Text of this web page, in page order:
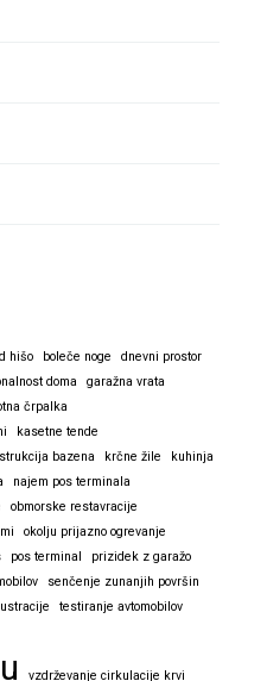
hišo boleče noge
dnevni prostor
doma
garažna vrata
črpalka
kasetne tende
bazena krčne žile
kuhinja
najem pos terminala
obmorske restavracije
okolju prijazno ogrevanje
pos terminal
prizidek z garažo
senčenje zunanjih površin
testiranje avtomobilov
vzdrževanje cirkulacije krvi